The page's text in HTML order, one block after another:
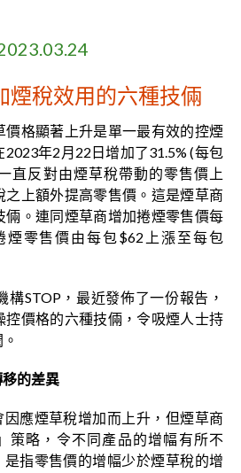
煙稅效用的六種技倆
價格顯著上升是單一最有效的控煙
年2月22日增加了31.5% (每包
直反對由煙草稅帶動的零售價上
上額外提高零售價。這是煙草商
倆。連同煙草商增加捲煙零售價每
煙零售價由每包$62上漲至每包
STOP，最近發佈了一份報告，
控價格的六種技倆，令吸煙人士持
的差異
應煙草稅增加而上升，但煙草商
策略，令不同產品的增幅有所不
指零售價的增幅少於煙草稅的增